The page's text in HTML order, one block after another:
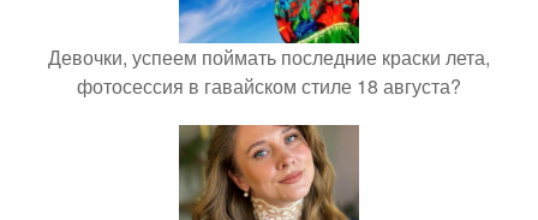
Девочки, успеем поймать последние краски лета,
фотосессия в гавайском стиле 18 августа?